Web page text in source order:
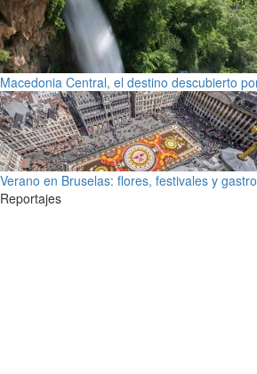
Macedonia Central, el destino descubierto
Verano en Bruselas: flores, festivales y
Reportajes